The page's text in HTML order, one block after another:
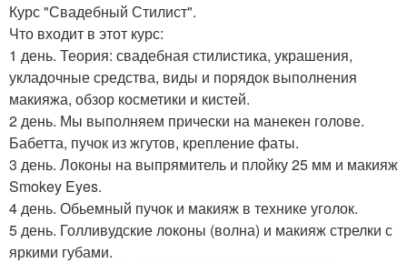
Курс "Свадебный Стилист".
Что входит в этот курс:
1 день. Теория: свадебная стилистика, украшения,
укладочные средства, виды и порядок выполнения
макияжа, обзор косметики и кистей.
2 день. Мы выполняем прически на манекен голове.
Бабетта, пучок из жгутов, крепление фаты.
3 день. Локоны на выпрямитель и плойку 25 мм и макияж
Smokey Eyes.
4 день. Обьемный пучок и макияж в технике уголок.
5 день. Голливудские локоны (волна) и макияж стрелки с
яркими губами.